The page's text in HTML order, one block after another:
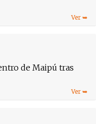
de Maipú tras